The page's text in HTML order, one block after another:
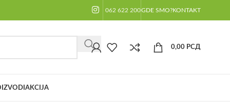
062 622 200GDE SMO?KONTAKT
0,00 РСД
AKCIJA